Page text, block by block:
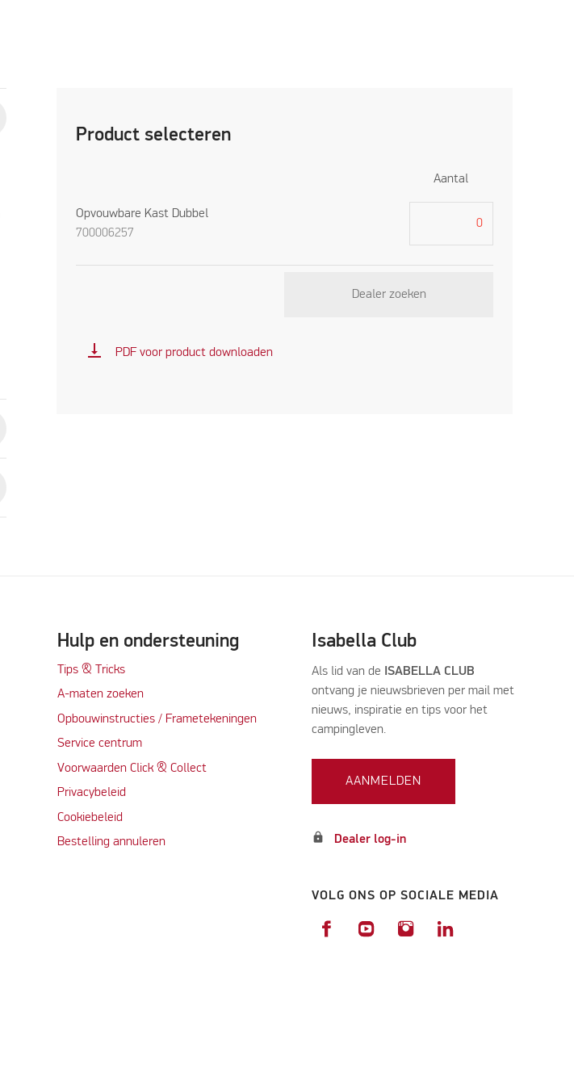
Product selecteren
Aantal
Opvouwbare Kast Dubbel
700006257
Dealer zoeken
vertical_align_bottom PDF voor product downloaden
Hulp en ondersteuning
Tips & Tricks
A-maten zoeken
Opbouwinstructies / Frametekeningen
Service centrum
Voorwaarden Click & Collect
Privacybeleid
Cookiebeleid
Bestelling annuleren
Isabella Club
Als lid van de ISABELLA CLUB
ontvang je nieuwsbrieven per mail met
nieuws, inspiratie en tips voor het
campingleven.
AANMELDEN
lock Dealer log-in
VOLG ONS OP SOCIALE MEDIA